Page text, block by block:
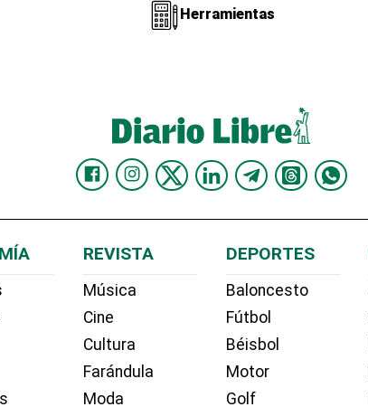
Herramientas
REVISTA
Música
Cine
Cultura
Farándula
Moda
DEPORTES
Baloncesto
Fútbol
Béisbol
Motor
Golf